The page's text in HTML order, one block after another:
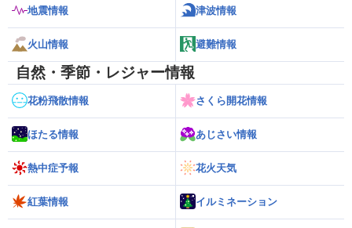
地震情報 津波情報
火山情報 避難情報
自然・季節・レジャー情報
花粉飛散情報 さくら開花情報
ほたる情報 あじさい情報
熱中症予報 花火天気
紅葉情報 イルミネーション